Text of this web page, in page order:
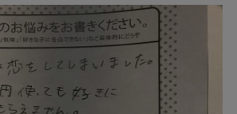
育員からの回答が素晴らしすぎ